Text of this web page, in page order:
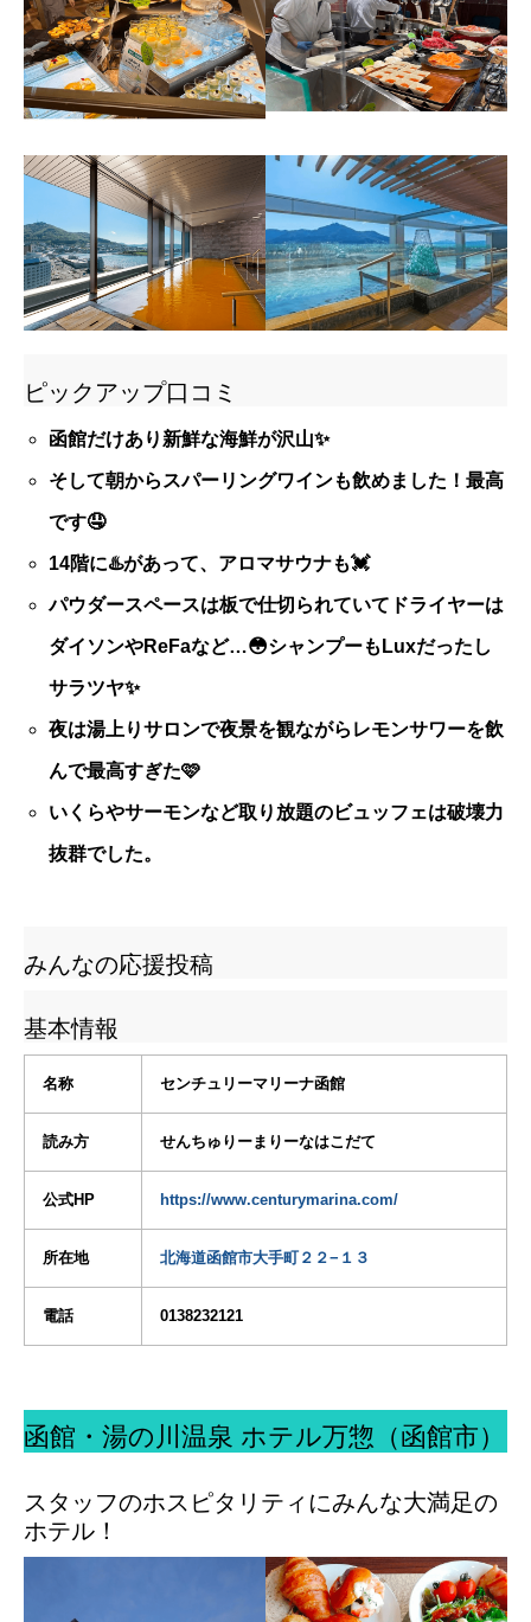
ピックアップ口コミ
函館だけあり新鮮な海鮮が沢山✨
そして朝からスパーリングワインも飲めました！最高
です🤤
14階に♨️があって、アロマサウナも💓
パウダースペースは板で仕切られていてドライヤーは
ダイソンやReFaなど…😳シャンプーもLuxだったし
サラツヤ✨️
夜は湯上りサロンで夜景を観ながらレモンサワーを飲
んで最高すぎた🩷
いくらやサーモンなど取り放題のビュッフェは破壊力
抜群でした。
みんなの応援投稿
基本情報
名称 センチュリーマリーナ函館
読み方 せんちゅりーまりーなはこだて
公式HP https://www.centurymarina.com/
所在地 北海道函館市大手町２２−１３
電話 0138232121
函館・湯の川温泉 ホテル万惣（函館市）
スタッフのホスピタリティにみんな大満足の
ホテル！